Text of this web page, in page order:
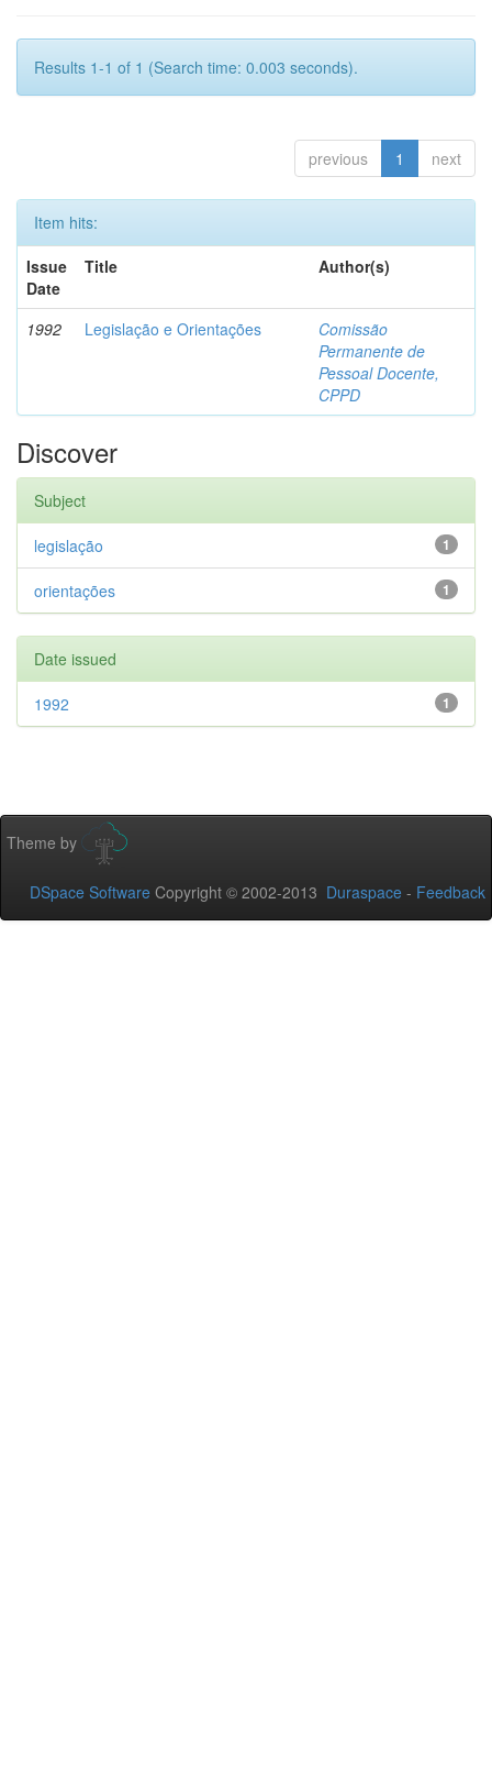
Results 1-1 of 1 (Search time: 0.003 seconds).
previous 1 next
Item hits:
Issue
Date
Title Author(s)
1992 Legislação e Orientações
Comissão
Permanente de
Pessoal Docente,
CPPD
Discover
Subject
1
legislação
1
orientações
Date issued
1
1992
Theme by
DSpace Software Copyright © 2002-2013 Duraspace - Feedback